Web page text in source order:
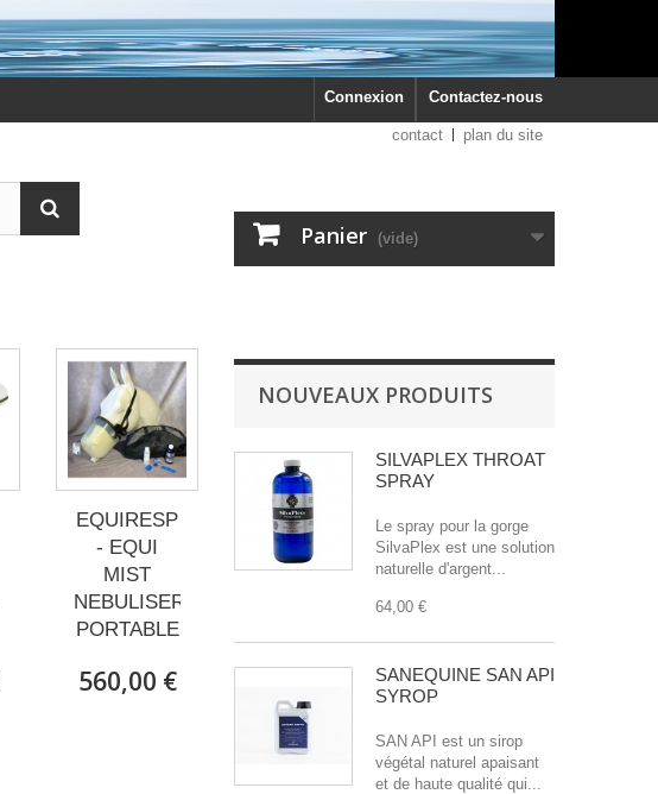
Contactez-nous
Connexion
contact plan du site
Panier (vide)
EQUIRESP
- EQUI
MIST
NEBULISER
PORTABLE
560,00 €
NOUVEAUX PRODUITS
SILVAPLEX THROAT
SPRAY
Le spray pour la gorge
SilvaPlex est une solution
naturelle d'argent...
64,00 €
SANEQUINE SAN API
SYROP
SAN API est un sirop
végétal naturel apaisant
et de haute qualité qui...